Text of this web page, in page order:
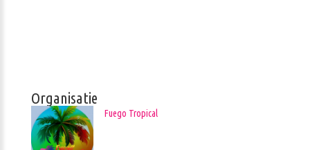
Organisatie
Fuego Tropical